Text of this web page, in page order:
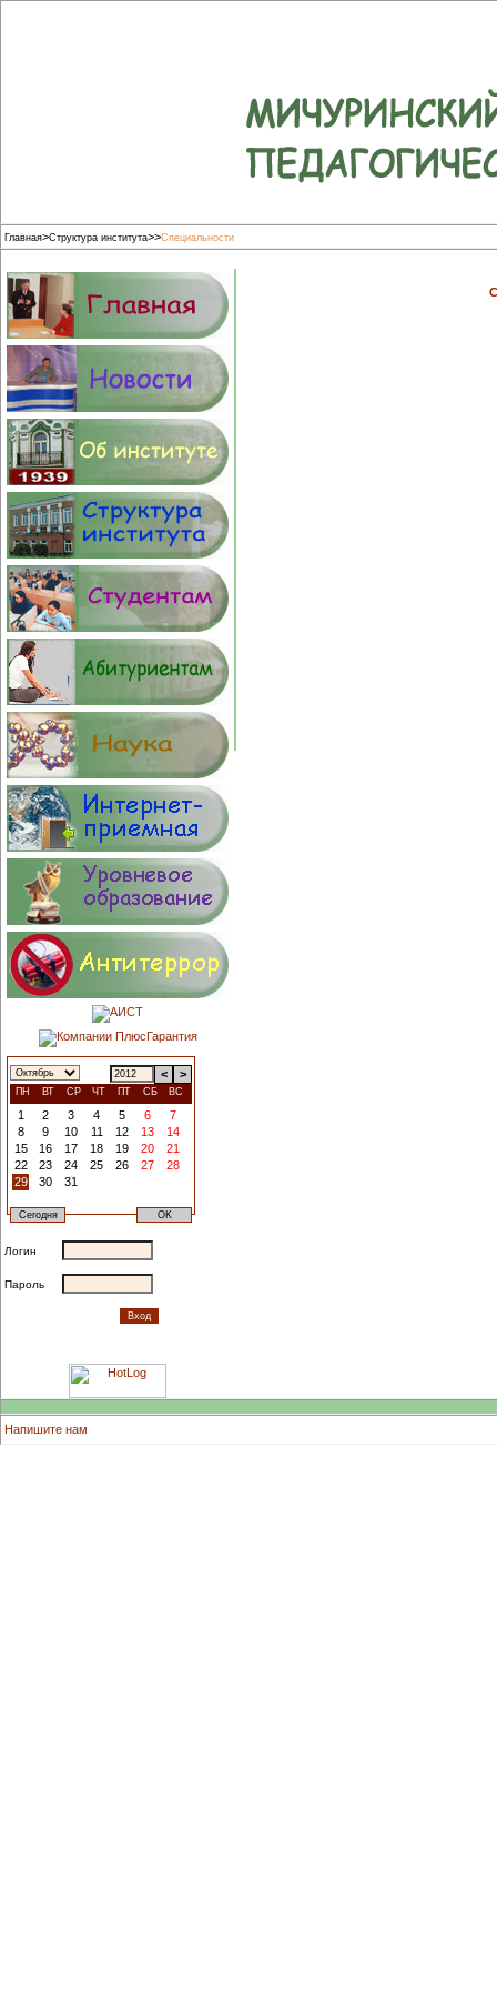
Главная>Структура института>>Специальности
< >
ПН ВТ СР ЧТ ПТ СБ ВС
1 2 3 4 5 6
7
8
9 10 11 12 13
14
15
16 17 18 19 20
21
22
23 24 25 26 27
28
29
30 31
Логин
Пароль
Напишите нам